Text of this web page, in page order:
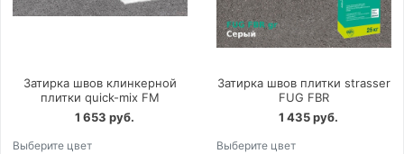
Затирка швов клинкерной
плитки quick-mix FM
1 653 руб.
Выберите цвет
Затирка швов плитки strasser
FUG FBR
1 435 руб.
Выберите цвет